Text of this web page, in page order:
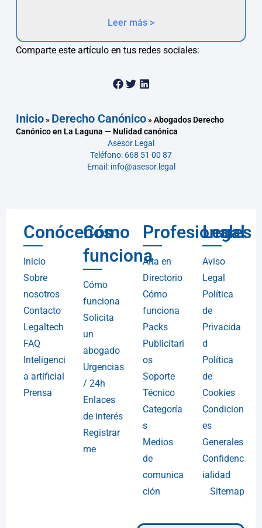
Leer más >
Comparte este artículo en tus redes sociales:
Inicio» Derecho Canónico»Abogados Derecho
Canónico en La Laguna — Nulidad canónica
Asesor.Legal
Teléfono: 668 51 00 87
Email: info@asesor.legal
Conócenos
Inicio
Sobre
nosotros
Contacto
Legaltech
FAQ
Inteligenci
a artificial
Prensa
Cómo
funciona
Cómo
funciona
Solicita
un
abogado
Urgencias
/ 24h
Enlaces
de interés
Registrar
me
Profesionales
Alta en
Directorio
Cómo
funciona
Packs
Publicitari
os
Soporte
Técnico
Categoría
s
Medios
de
comunica
ción
Legal
Aviso
Legal
Política
de
Privacida
d
Política
de
Cookies
Condicion
es
Generales
Confidenc
ialidad
Sitemap